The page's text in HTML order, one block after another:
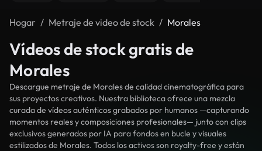
Hogar Metraje de video de stock Morales
Vídeos de stock gratis de
Morales
Descargue metraje de Morales de calidad cinematográfica para
sus proyectos creativos. Nuestra biblioteca ofrece una mezcla
curada de vídeos auténticos grabados por humanos —capturando
momentos reales y composiciones profesionales— junto con clips
exclusivos generados por IA para fondos en bucle y visuales
estilizados de Morales. Todos los activos son royalty-free y están